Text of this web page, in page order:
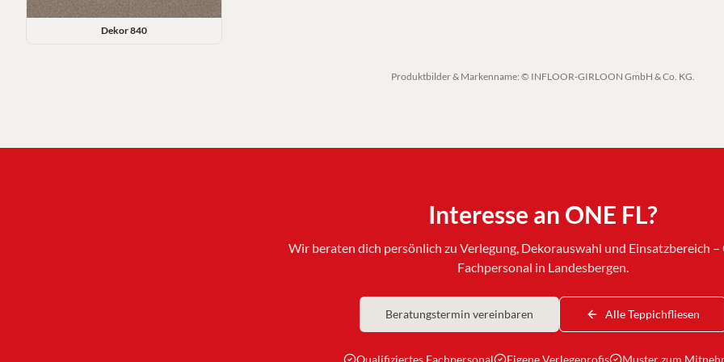
Dekor840
Produktbilder & Markenname: © INFLOOR-GIRLOON GmbH & Co. KG.
Interesse an ONE FL?
Wir beraten dich persönlich zu Verlegung, Dekorauswahl und Einsatzbereich
Fachpersonal in Landesbergen.
Beratungstermin vereinbaren Alle Teppichfliesen